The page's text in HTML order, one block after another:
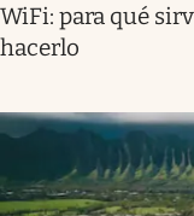
WiFi: para qué
hacerlo